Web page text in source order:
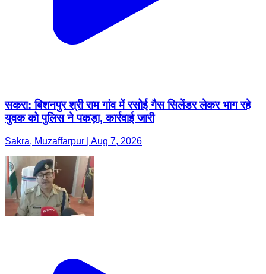
सकरा: बिशनपुर श्री राम गांव में रसोई गैस सिलेंडर लेकर भाग रहे
युवक को पुलिस ने पकड़ा, कार्रवाई जारी
Sakra, Muzaffarpur | Aug 7, 2026